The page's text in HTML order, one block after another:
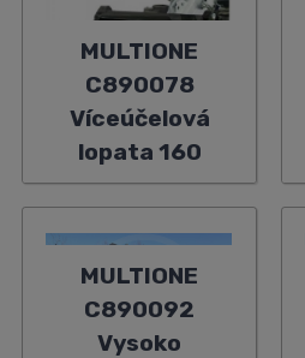
MULTIONE
C890078
Víceúčelová
lopata 160
MULTIONE
C890092
Vysoko